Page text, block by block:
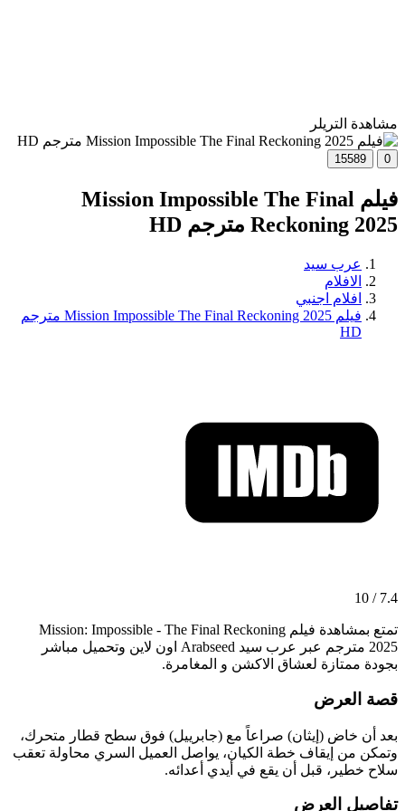
مشاهدة التريلر
0
15589
فيلم Mission Impossible The Final
Reckoning 2025 مترجم HD
عرب سيد
الافلام
افلام اجنبي
فيلم Mission Impossible The Final Reckoning 2025 مترجم
HD
7.4 / 10
تمتع بمشاهدة فيلم Mission: Impossible - The Final Reckoning
2025 مترجم عبر عرب سيد Arabseed اون لاين وتحميل مباشر
بجودة ممتازة لعشاق الاكشن و المغامرة.
قصة العرض
بعد أن خاض (إيثان) صراعاً مع (جابرييل) فوق سطح قطار متحرك،
وتمكن من إيقاف خطة الكيان، يواصل العميل السري محاولة تعقب
سلاح خطير، قبل أن يقع في أيدي أعدائه.
تفاصيل العرض